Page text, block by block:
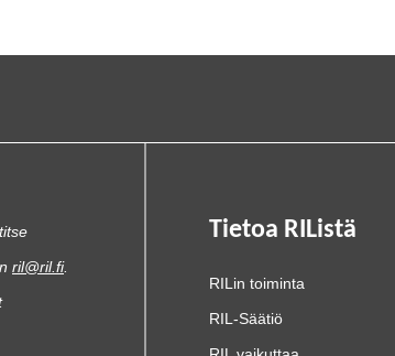
ril@ril.fi.
Tietoa RIListä
RILin toiminta
RIL-Säätiö